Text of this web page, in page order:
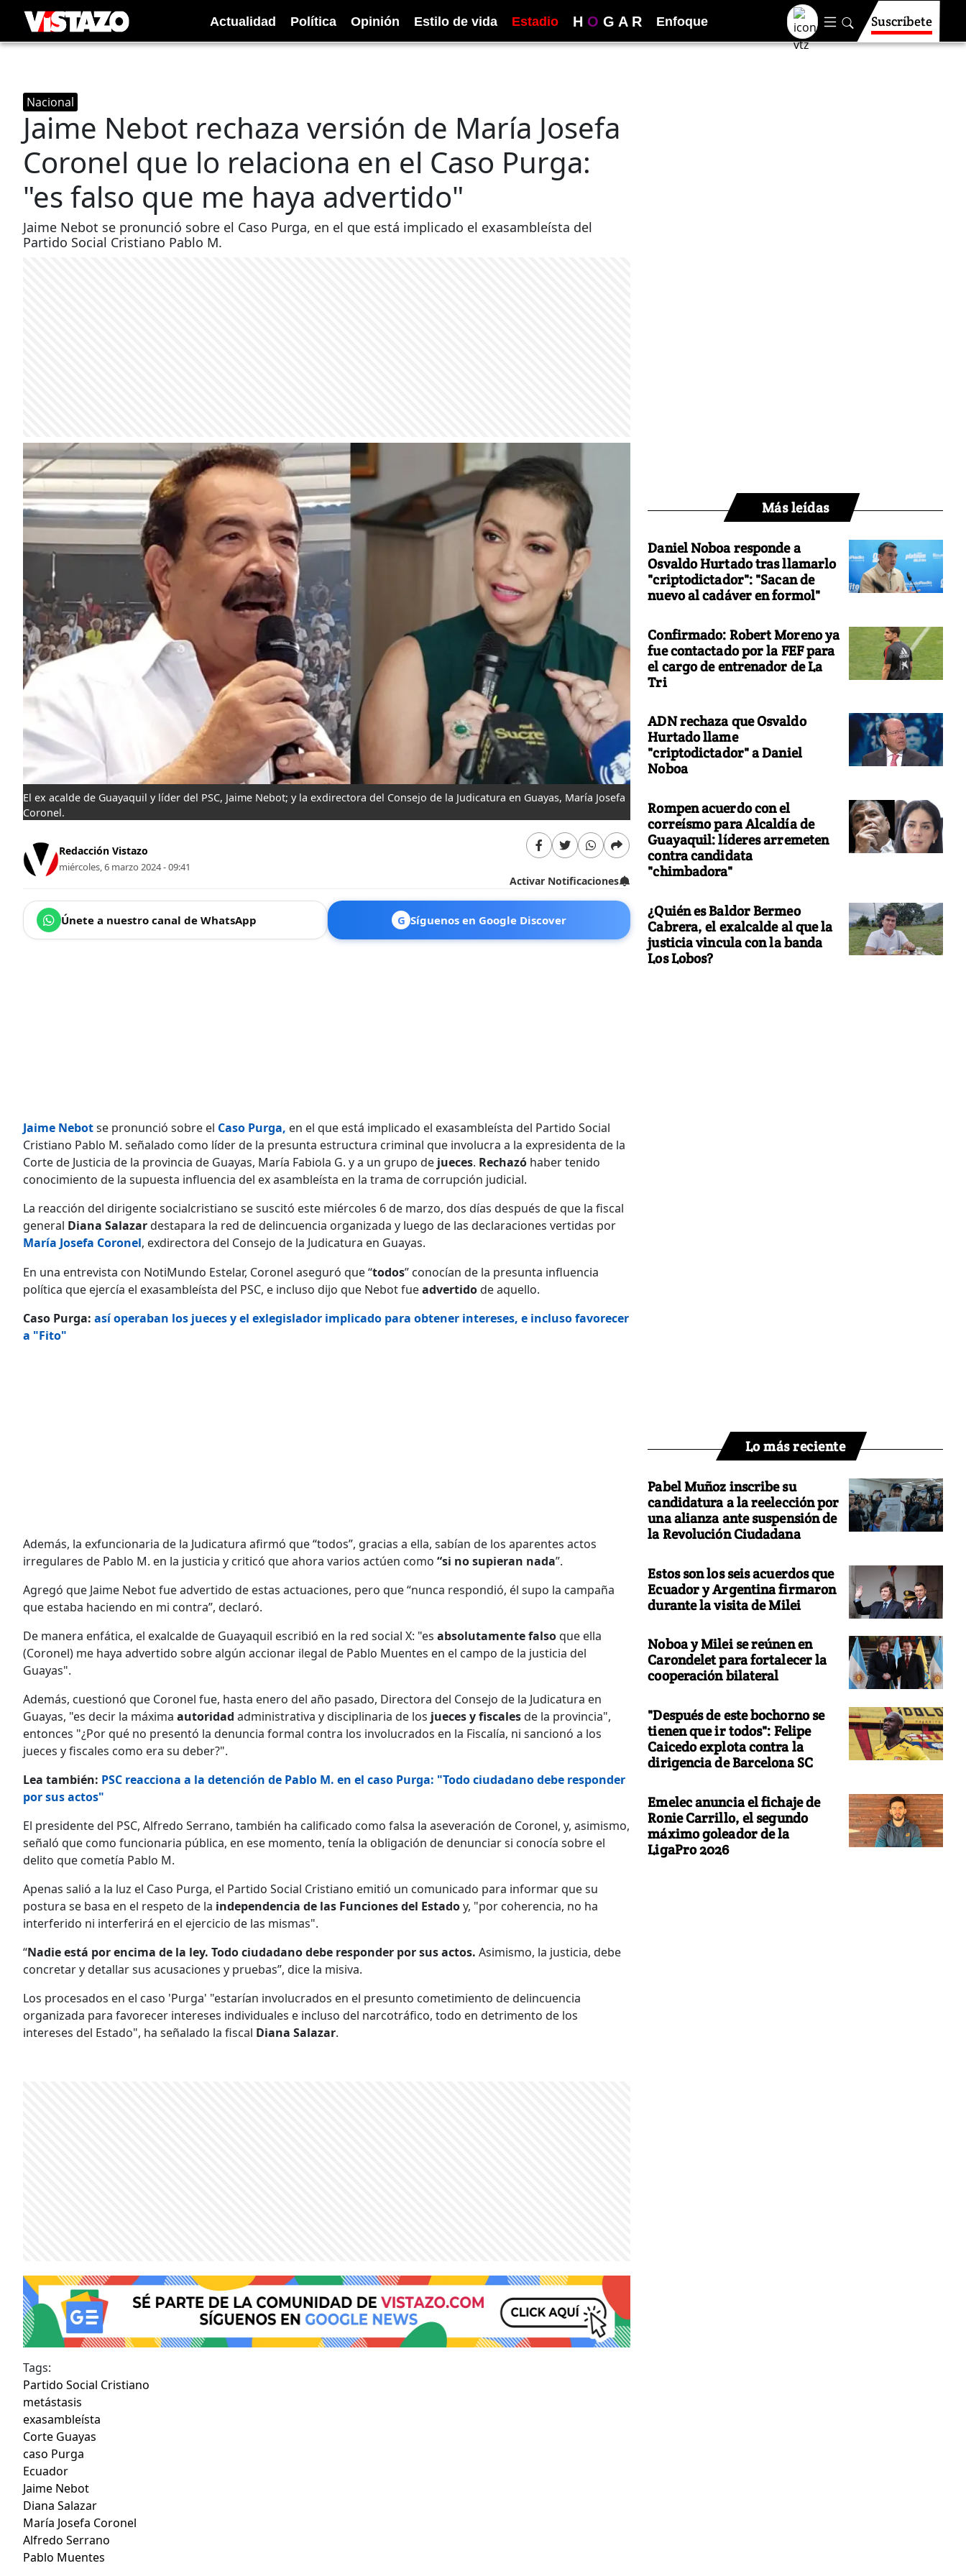
Actualidad Política Opinión Estilo de vida Estadio H O G A R Enfoque Suscríbete
Nacional
Jaime Nebot rechaza versión de María Josefa
Coronel que lo relaciona en el Caso Purga:
"es falso que me haya advertido"
Jaime Nebot se pronunció sobre el Caso Purga, en el que está implicado el exasambleísta del
Partido Social Cristiano Pablo M.
El ex acalde de Guayaquil y líder del PSC, Jaime Nebot; y la exdirectora del Consejo de la Judicatura en Guayas, María Josefa
Coronel.
Redacción Vistazo
miércoles, 6 marzo 2024 - 09:41
Activar Notificaciones
Únete a nuestro canal de WhatsApp G Síguenos en Google Discover
Jaime Nebotse pronunció sobre el Caso Purga, en el que está implicado el exasambleísta del Partido Social
Cristiano Pablo M. señalado como líder de la presunta estructura criminal que involucra a la expresidenta de la
Corte de Justicia de la provincia de Guayas, María Fabiola G. y a un grupo de jueces. Rechazó haber tenido
conocimiento de la supuesta influencia del ex asambleísta en la trama de corrupción judicial.
La reacción del dirigente socialcristiano se suscitó este miércoles 6 de marzo, dos días después de que la fiscal
general Diana Salazardestapara la red de delincuencia organizada y luego de las declaraciones vertidas por
María Josefa Coronel, exdirectora del Consejo de la Judicatura en Guayas.
En una entrevista con NotiMundo Estelar, Coronel aseguró que “todos” conocían de la presunta influencia
política que ejercía el exasambleísta del PSC, e incluso dijo que Nebot fueadvertidode aquello.
Caso Purga: así operaban los jueces y el exlegislador implicado para obtener intereses, e incluso favorecer
a "Fito"
Además, la exfuncionaria de la Judicatura afirmó que “todos”, gracias a ella, sabían de los aparentes actos
irregulares de Pablo M. en la justicia y criticó que ahora varios actúen como “si no supieran nada”.
Agregó que Jaime Nebot fue advertido de estas actuaciones, pero que “nunca respondió, él supo la campaña
que estaba haciendo en mi contra”, declaró.
De manera enfática, el exalcalde de Guayaquil escribió en la red social X: "es absolutamente falsoque ella
(Coronel) me haya advertido sobre algún accionar ilegal de Pablo Muentes en el campo de la justicia del
Guayas".
Además, cuestionó que Coronel fue, hasta enero del año pasado, Directora del Consejo de la Judicatura en
Guayas, "es decir la máxima autoridad administrativa y disciplinaria de los jueces y fiscalesde la provincia",
entonces "¿Por qué no presentó la denuncia formal contra los involucrados en la Fiscalía, ni sancionó a los
jueces y fiscales como era su deber?".
Lea también: PSC reacciona a la detención de Pablo M. en el caso Purga: "Todo ciudadano debe responder
por sus actos"
El presidente del PSC, Alfredo Serrano, también ha calificado como falsa la aseveración de Coronel, y, asimismo,
señaló que como funcionaria pública, en ese momento, tenía la obligación de denunciar si conocía sobre el
delito que cometía Pablo M.
Apenas salió a la luz el Caso Purga, el Partido Social Cristiano emitió un comunicado para informar que su
postura se basa en el respeto de la independencia de las Funciones del Estadoy, "por coherencia, no ha
interferido ni interferirá en el ejercicio de las mismas".
“Nadie está por encima de la ley. Todo ciudadano debe responder por sus actos. Asimismo, la justicia, debe
concretar y detallar sus acusaciones y pruebas”, dice la misiva.
Los procesados en el caso 'Purga' "estarían involucrados en el presunto cometimiento de delincuencia
organizada para favorecer intereses individuales e incluso del narcotráfico, todo en detrimento de los
intereses del Estado", ha señalado la fiscal Diana Salazar.
Tags:
Partido Social Cristiano
metástasis
exasambleísta
Corte Guayas
caso Purga
Ecuador
Jaime Nebot
Diana Salazar
María Josefa Coronel
Alfredo Serrano
Pablo Muentes
Más leídas
Daniel Noboa responde a
Osvaldo Hurtado tras llamarlo
"criptodictador": "Sacan de
nuevo al cadáver en formol"
Confirmado: Robert Moreno ya
fue contactado por la FEF para
el cargo de entrenador de La
Tri
ADN rechaza que Osvaldo
Hurtado llame
"criptodictador" a Daniel
Noboa
Rompen acuerdo con el
correísmo para Alcaldía de
Guayaquil: líderes arremeten
contra candidata
"chimbadora"
¿Quién es Baldor Bermeo
Cabrera, el exalcalde al que la
justicia vincula con la banda
Los Lobos?
Lo más reciente
Pabel Muñoz inscribe su
candidatura a la reelección por
una alianza ante suspensión de
la Revolución Ciudadana
Estos son los seis acuerdos que
Ecuador y Argentina firmaron
durante la visita de Milei
Noboa y Milei se reúnen en
Carondelet para fortalecer la
cooperación bilateral
"Después de este bochorno se
tienen que ir todos": Felipe
Caicedo explota contra la
dirigencia de Barcelona SC
Emelec anuncia el fichaje de
Ronie Carrillo, el segundo
máximo goleador de la
LigaPro 2026